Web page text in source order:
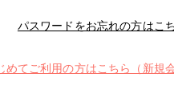
パスワードをお忘れの方はこ
めてご利用の方はこちら（新規